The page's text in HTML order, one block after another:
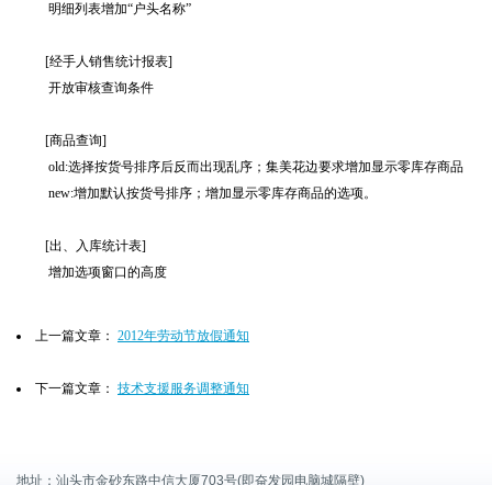
明细列表增加“户头名称”
[经手人销售统计报表]
开放审核查询条件
[商品查询]
old:选择按货号排序后反而出现乱序；集美花边要求增加显示零库存商品
new:增加默认按货号排序；增加显示零库存商品的选项。
[出、入库统计表]
增加选项窗口的高度
上一篇文章： 2012年劳动节放假通知
下一篇文章： 技术支援服务调整通知
地址：汕头市金砂东路中信大厦703号(即奋发园电脑城隔壁)